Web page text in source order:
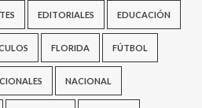
EDITORIALES EDUCACIÓN
FLORIDA FÚTBOL
NACIONAL